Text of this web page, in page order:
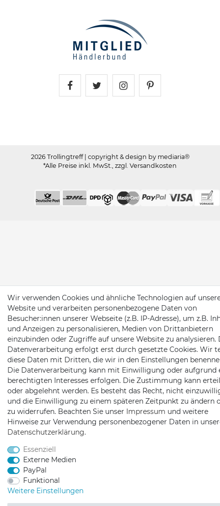
2026 Trollingtreff | copyright & design by mediaria®
*Alle Preise inkl. MwSt., zzgl. Versandkosten
Wir verwenden Cookies und ähnliche Technologien auf
Website und verarbeiten personenbezogene Daten von
Besucher:innen unserer Webseite (z.B. IP-Adresse), um z.B.
und Anzeigen zu personalisieren, Medien von Drittanbietern
einzubinden oder Zugriffe auf unsere Website zu analysieren.
Datenverarbeitung erfolgt erst durch gesetzte Cookies. Wir
diese Daten mit Dritten, die wir in den Einstellungen
Die Datenverarbeitung kann mit Einwilligung oder aufgrund
berechtigten Interesses erfolgen. Die Zustimmung kann
oder abgelehnt werden. Es besteht das Recht, nicht
und die Einwilligung zu einem späteren Zeitpunkt zu ändern
zu widerrufen. Beachten Sie unser Impressum und weitere
Hinweise zur Verwendung personenbezogener Daten in
Daten­schutz­erklärung.
Essenziell
Externe Medien
PayPal
Funktional
Weitere Einstellungen